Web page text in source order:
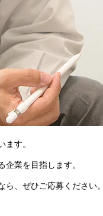
す。
業を目指します。
、ぜひご応募くださ